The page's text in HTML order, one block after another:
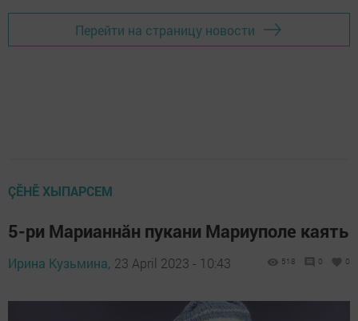
Перейти на страницу новости
ÇӖНӖ ХЫПАРСЕМ
5-ри Марианнăн пукани Мариуполе каять
Ирина Кузьмина, 23 April 2023 - 10:43 518 0 0